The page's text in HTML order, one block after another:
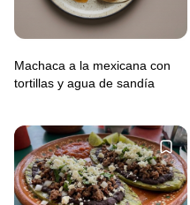
Machaca a la mexicana con
tortillas y agua de sandía